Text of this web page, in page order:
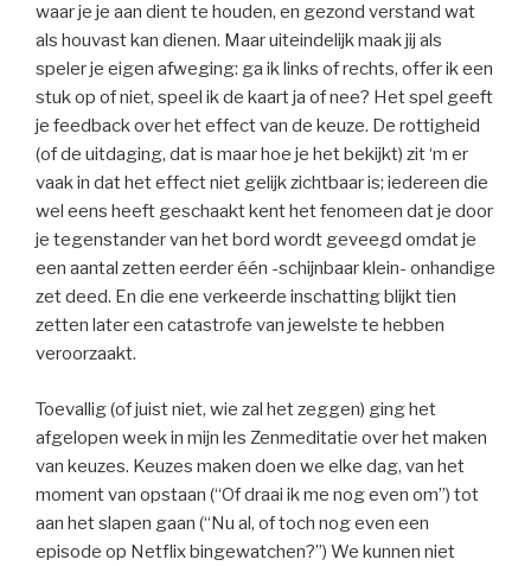
waar je je aan dient te houden, en gezond verstand wat
als houvast kan dienen. Maar uiteindelijk maak jij als
speler je eigen afweging: ga ik links of rechts, offer ik een
stuk op of niet, speel ik de kaart ja of nee? Het spel geeft
je feedback over het effect van de keuze. De rottigheid
(of de uitdaging, dat is maar hoe je het bekijkt) zit ‘m er
vaak in dat het effect niet gelijk zichtbaar is; iedereen die
wel eens heeft geschaakt kent het fenomeen dat je door
je tegenstander van het bord wordt geveegd omdat je
een aantal zetten eerder één -schijnbaar klein- onhandige
zet deed. En die ene verkeerde inschatting blijkt tien
zetten later een catastrofe van jewelste te hebben
veroorzaakt.
Toevallig (of juist niet, wie zal het zeggen) ging het
afgelopen week in mijn les Zenmeditatie over het maken
van keuzes. Keuzes maken doen we elke dag, van het
moment van opstaan (“Of draai ik me nog even om”) tot
aan het slapen gaan (“Nu al, of toch nog even een
episode op Netflix bingewatchen?”) We kunnen niet